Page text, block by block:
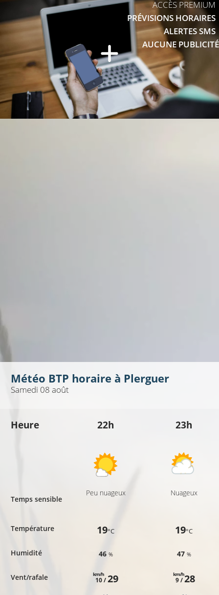
ACCÈS PREMIUM
PRÉVISIONS HORAIRES
ALERTES SMS
AUCUNE PUBLICITÉ
Météo BTP horaire à Plerguer
Samedi 08 août
Heure
Temps sensible
Température
Humidité
Vent/rafale
22h
Peu nuageux
19°C
46 %
10 /
km/h 29
23h
Nuageux
19°C
47 %
9 /
km/h28